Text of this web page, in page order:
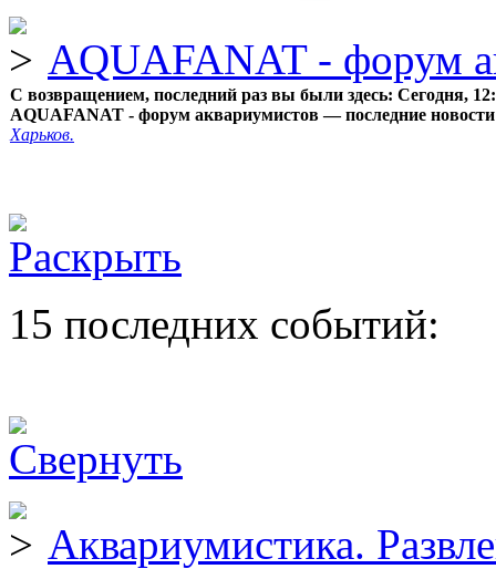
AQUAFANAT - форум
С возвращением, последний раз вы были здесь: Сегодня,
AQUAFANAT - форум аквариумистов — последние
Харьков.
15 последних событий:
Аквариумистика.